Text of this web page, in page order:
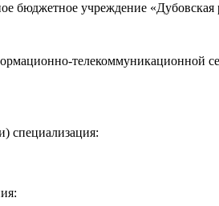
бюджетное учреждение «Дубовская
телекоммуникационной
специализация: